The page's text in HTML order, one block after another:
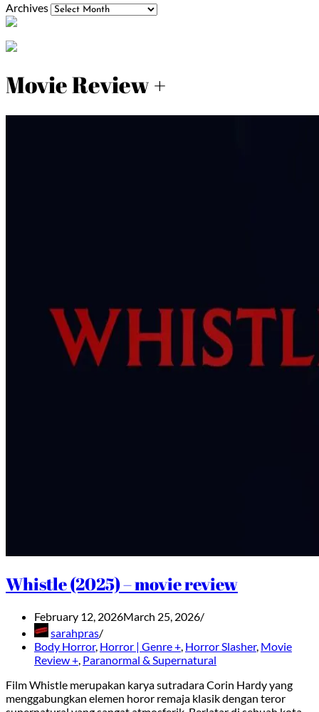
Archives
Movie Review +
Whistle (2025) – movie review
February 12, 2026March 25, 2026
sarahpras
Body Horror, Horror | Genre + Horror Slasher, Movie
Review + Paranormal & Supernatural
Film Whistle merupakan karya sutradara Corin Hardy yang
menggabungkan elemen horor remaja klasik dengan teror